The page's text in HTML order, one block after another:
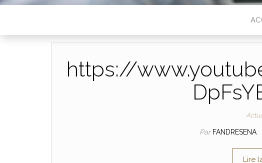
https://
Par FANDRESENA
Lire